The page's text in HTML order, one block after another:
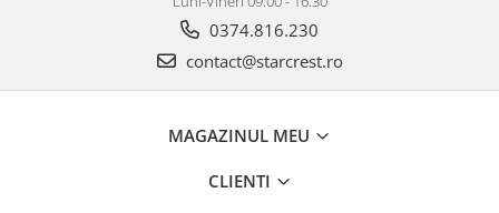
0374.816.230
contact@starcrest.ro
MAGAZINUL MEU
CLIENTI